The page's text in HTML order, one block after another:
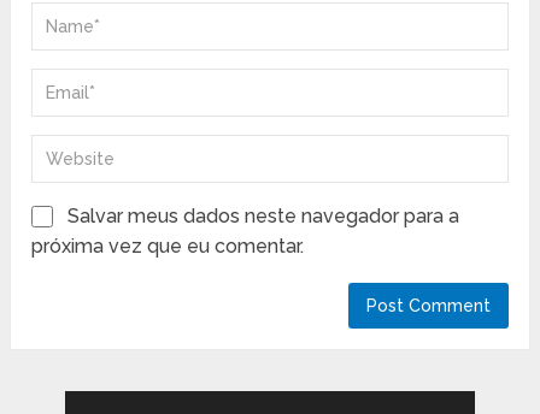
Salvar meus dados neste navegador para a
próxima vez que eu comentar.